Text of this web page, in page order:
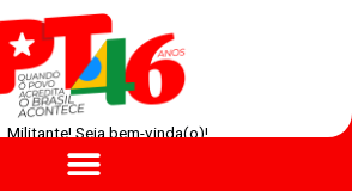
Militante! Seja bem-vinda(o)!